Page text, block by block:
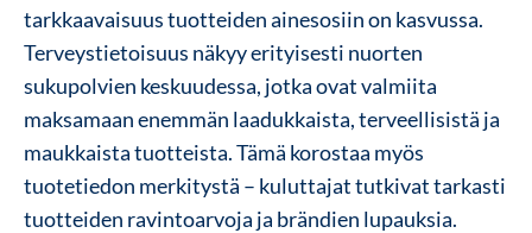
tarkkaavaisuus tuotteiden ainesosiin on kasvussa.
Terveystietoisuus näkyy erityisesti nuorten
sukupolvien keskuudessa, jotka ovat valmiita
maksamaan enemmän laadukkaista, terveellisistä ja
maukkaista tuotteista. Tämä korostaa myös
tuotetiedon merkitystä – kuluttajat tutkivat tarkasti
tuotteiden ravintoarvoja ja brändien lupauksia.